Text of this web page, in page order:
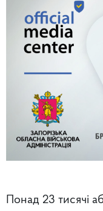
Понад 23 тисячі